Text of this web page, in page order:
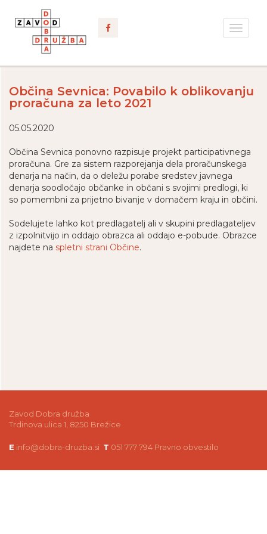
Toggle
Občina Sevnica: Povabilo k oblikovanju
proračuna za leto 2021
05.05.2020
Občina Sevnica ponovno razpisuje projekt participativnega
proračuna. Gre za sistem razporejanja dela proračunskega
denarja na način, da o deležu porabe sredstev javnega
denarja soodločajo občanke in občani s svojimi predlogi, ki
so pomembni za prijetno bivanje v domačem kraju in občini.
Sodelujete lahko kot predlagatelj ali v skupini predlagateljev
z izpolnitvijo in oddajo obrazca ali oddajo e-pobude. Obrazce
najdete na spletni strani Občine.
Zavod Dobra družba
Trdinova ulica 1, 8250 Brežice
E info@dobra-druzba.si T 051 777 794 Pravno obvestilo